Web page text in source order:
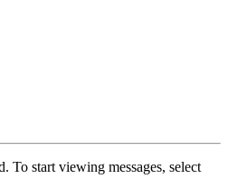
To start viewing messages, select